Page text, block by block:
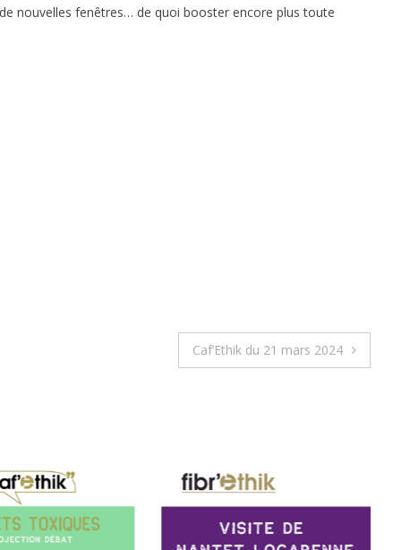
nouvelles fenêtres… de quoi booster encore plus toute
Caf’Ethik du 21 mars 2024